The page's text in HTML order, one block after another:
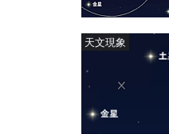
天文現象